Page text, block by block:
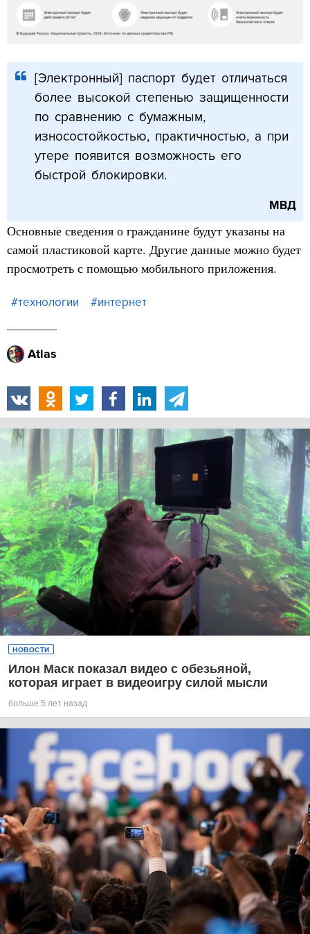
[Электронный] паспорт будет отличаться
более высокой степенью защищенности
по сравнению с бумажным,
износостойкостью, практичностью, а при
утере появится возможность его
быстрой блокировки.
МВД
Основные сведения о гражданине будут указаны на
самой пластиковой карте. Другие данные можно будет
просмотреть с помощью мобильного приложения.
#технологии #интернет
Atlas
НОВОСТИ
Илон Маск показал видео с обезьяной,
которая играет в видеоигру силой мысли
больше 5 лет назад